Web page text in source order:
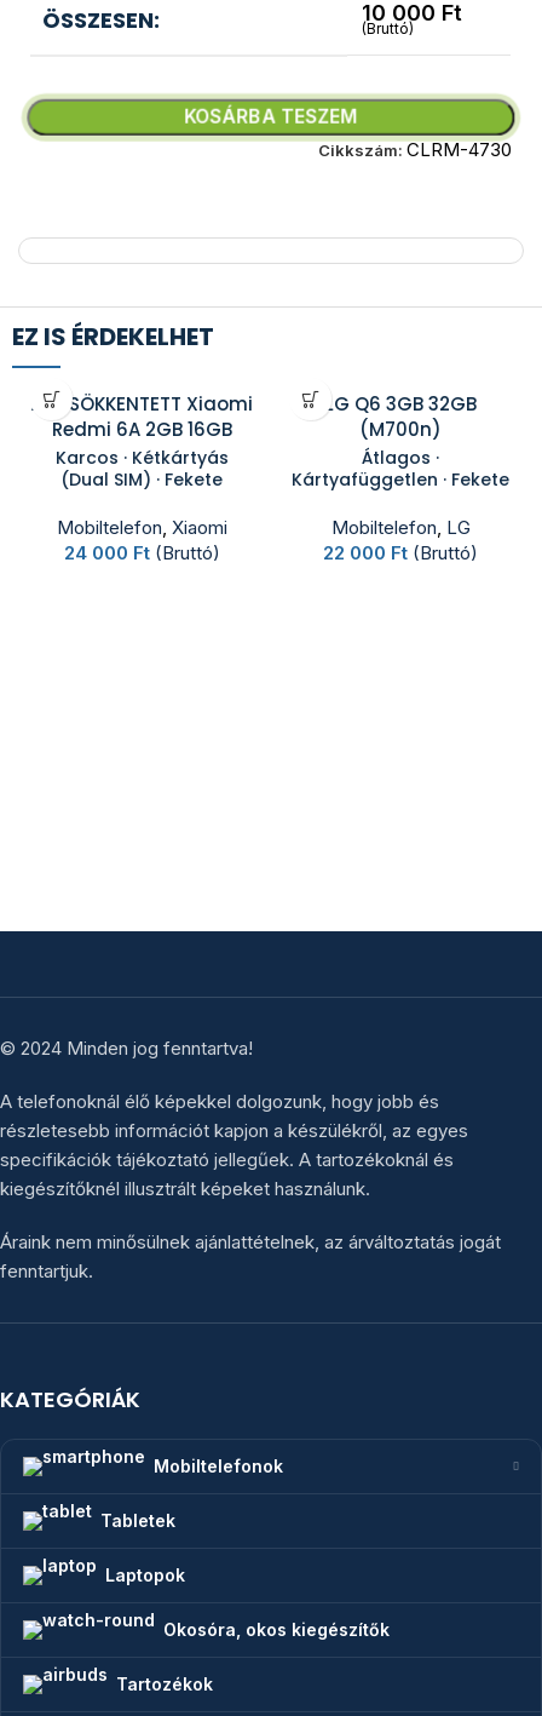
ÖSSZESEN: 10 000 Ft
(Bruttó)
KOSÁRBA TESZEM
Cikkszám: CLRM-4730
EZ IS ÉRDEKELHET
ÁRCSÖKKENTETT Xiaomi
Redmi 6A 2GB 16GB
Karcos · Kétkártyás
(Dual SIM) · Fekete
Mobiltelefon, Xiaomi
24 000 Ft (Bruttó)
LG Q6 3GB 32GB
(M700n)
Átlagos ·
Kártyafüggetlen · Fekete
Mobiltelefon, LG
22 000 Ft (Bruttó)
© 2024 Minden jog fenntartva!
A telefonoknál élő képekkel dolgozunk, hogy jobb és
részletesebb információt kapjon a készülékről, az egyes
specifikációk tájékoztató jellegűek. A tartozékoknál és
kiegészítőknél illusztrált képeket használunk.
Áraink nem minősülnek ajánlattételnek, az árváltoztatás jogát
fenntartjuk.
KATEGÓRIÁK
Mobiltelefonok
Tabletek
Laptopok
Okosóra, okos kiegészítők
Tartozékok